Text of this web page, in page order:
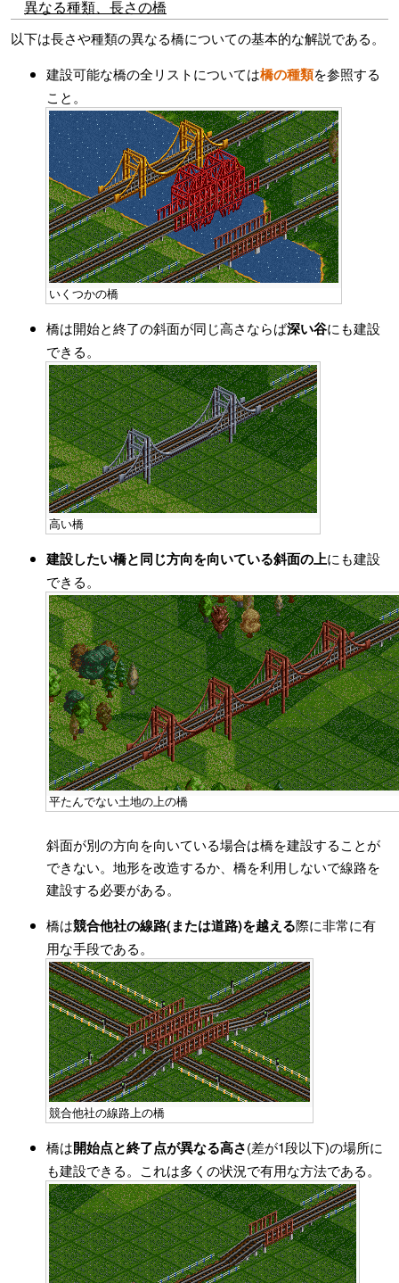
異なる種類、長さの橋
以下は長さや種類の異なる橋についての基本的な解説である。
建設可能な橋の全リストについては橋の種類を参照する
こと。
いくつかの橋
橋は開始と終了の斜面が同じ高さならば深い谷にも建設
できる。
高い橋
建設したい橋と同じ方向を向いている斜面の上にも建設
できる。
平たんでない土地の上の橋
斜面が別の方向を向いている場合は橋を建設することが
できない。地形を改造するか、橋を利用しないで線路を
建設する必要がある。
橋は競合他社の線路(または道路)を越える際に非常に有
用な手段である。
競合他社の線路上の橋
橋は開始点と終了点が異なる高さ(差が1段以下)の場所に
も建設できる。これは多くの状況で有用な方法である。